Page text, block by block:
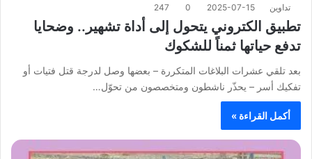
تداوين 2025-07-15
0
247
تطبيق الكتروني يتحول إلى أداة تشهير.. وضحايا
تدفع حياتها ثمناً للشكوك
بعد تلقي عشرات البلاغات المتكررة – بعضها وصل لدرجة قتل فتيات أو
تفكيك أسر – يحذّر ناشطون ومتخصصون من تحوّل…
أكمل القراءة »